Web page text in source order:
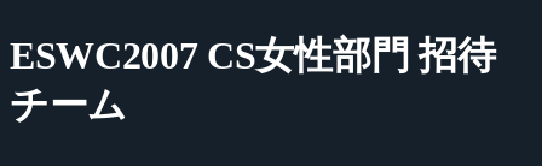
ESWC2007 CS女性部門 招待
チーム